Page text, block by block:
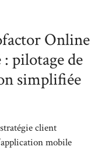
Online
pilotage de
simplifiée
client
mobile